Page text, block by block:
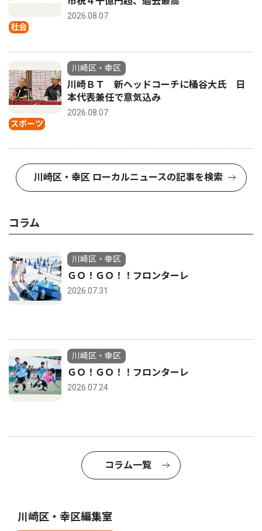
社会
2026.08.07
スポーツ
川崎区・幸区
川崎ＢＴ 新ヘッドコーチに桶谷大氏 日
本代表兼任で意気込み
2026.08.07
川崎区・幸区 ローカルニュースの記事を検索
コラム
川崎区・幸区
ＧＯ！ＧＯ！！フロンターレ
2026.07.31
川崎区・幸区
ＧＯ！ＧＯ！！フロンターレ
2026.07.24
コラム一覧
川崎区・幸区編集室